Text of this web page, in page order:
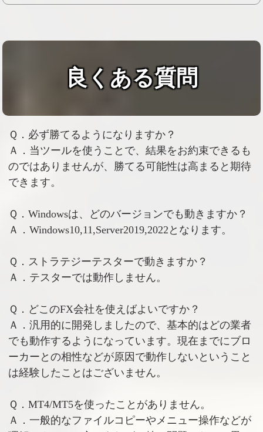
良くある質問
Ｑ．必ず勝てるようになりますか？
Ａ．当ツールを使うことで、結果をお約束できるも
のではありませんが、勝てる可能性は高まると期待
できます。
Ｑ．Windowsは、どのバージョンでも動きますか？
Ａ．Windows10,11,Server2019,2022となります。
Ｑ．ストラテジーテスターで動きますか？
Ａ．テスターでは動作しません。
Ｑ．どこのFX会社を使えばよいですか？
Ａ．汎用的に開発しましたので、基本的はどの業者
でも動作するようになっています。現在までにブロ
ーカーとの相性などが原因で動作しないということ
は経験したことはございません。
Ｑ．MT4/MT5を使ったことがありません。
Ａ．一般的なファイルコピーやメニュー操作などが